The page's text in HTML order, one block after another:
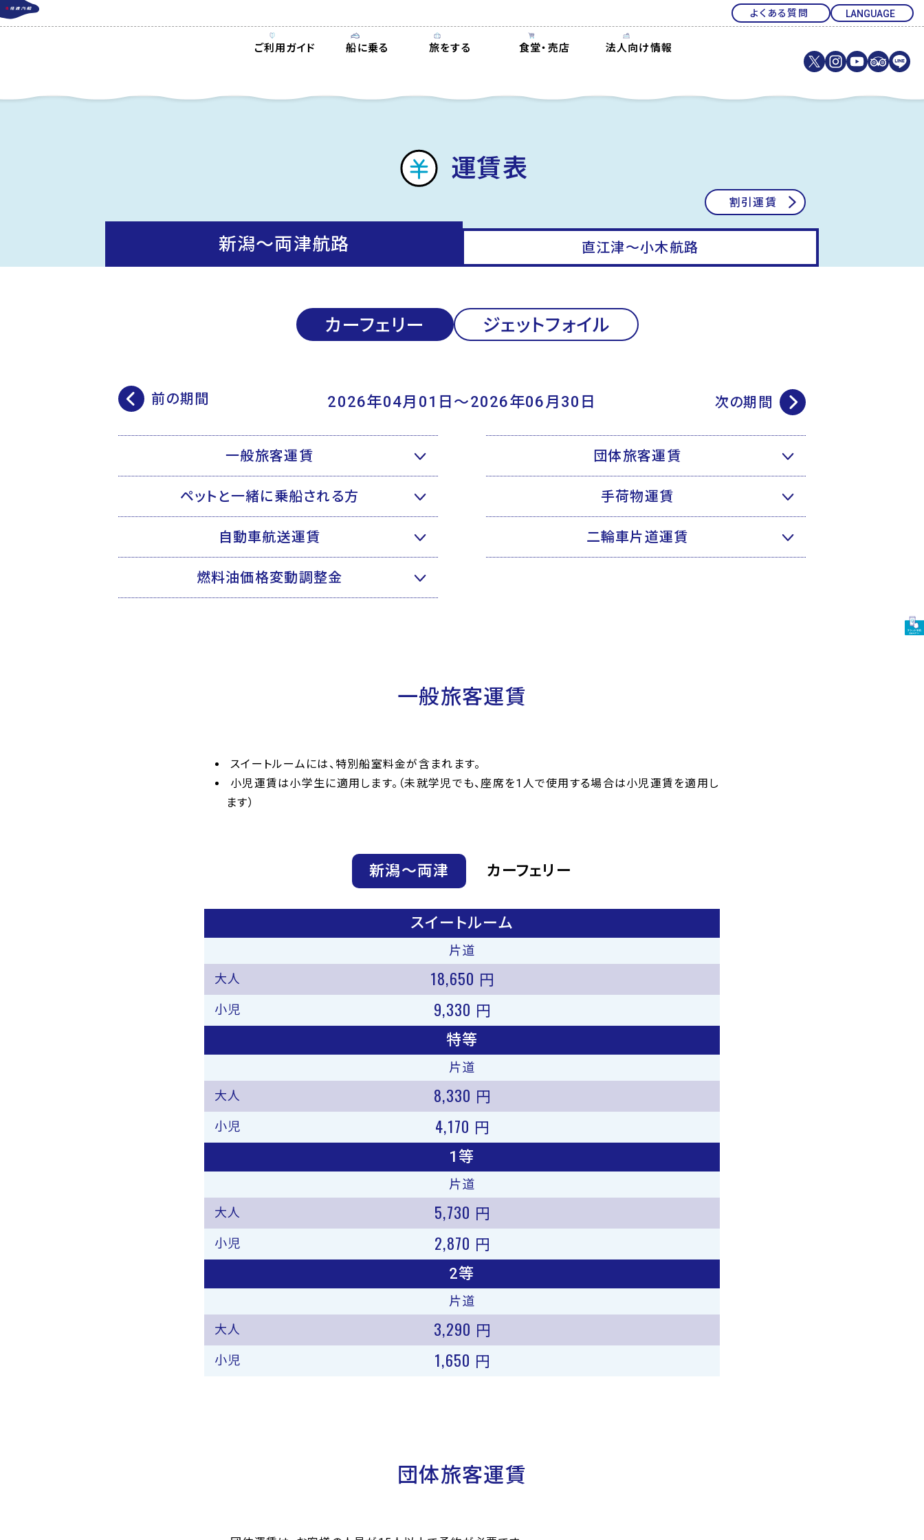
よくある質問
ご利用ガイド 船に乗る 旅をする 食堂・売店 法人向け情報
運賃表
割引運賃
新潟〜両津航路 直江津〜小木航路
カーフェリー ジェットフォイル
前の期間 2026年04月01日〜2026年06月30日 次の期間
一般旅客運賃 団体旅客運賃
ペットと一緒に乗船される方 手荷物運賃
自動車航送運賃 二輪車片道運賃
燃料油価格変動調整金
一般旅客運賃
スイートルームには、特別船室料金が含まれます。
小児運賃は小学生に適用します。（未就学児でも、座席を1人で使用する場合は小児運賃を適用し
ます）
新潟〜両津 カーフェリー
スイートルーム
片道
大人
18,650 円
小児 9,330 円
特等
片道
大人
8,330 円
小児 4,170 円
1等
片道
大人
5,730 円
小児 2,870 円
2等
片道
大人
3,290 円
小児 1,650 円
団体旅客運賃